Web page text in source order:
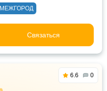
МЕЖГОРОД
Связаться
6.6 0